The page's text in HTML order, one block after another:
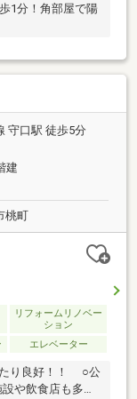
1分！角部屋で陽
守口駅 徒歩5分
建
桃町
リフォームリノベー
ション
エレベーター
たり良好！！ ○公
や飲食店も多数